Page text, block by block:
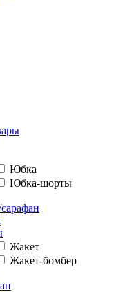
Юбка
Юбка-шорты
Жакет
Жакет-бомбер